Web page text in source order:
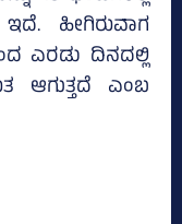
ಹೀಗಿರುವಾಗ
ಎರಡು ದಿನದಲ್ಲಿ
ಆಗುತ್ತದೆ ಎಂಬ